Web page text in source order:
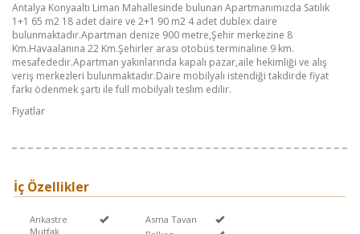
Antalya Konyaaltı Liman Mahallesinde bulunan Apartmanımızda Satılık
1+1 65 m2 18 adet daire ve 2+1 90 m2 4 adet dublex daire
bulunmaktadır.Apartman denize 900 metre,Şehir merkezine 8
Km.Havaalanına 22 Km.Şehirler arası otobüs terminaline 9 km.
mesafededir.Apartman yakınlarında kapalı pazar,aile hekimliği ve alış
veriş merkezleri bulunmaktadır.Daire mobilyalı istendiği takdirde fiyat
farkı ödenmek şartı ile full mobilyalı teslim edilir.
Fiyatlar
İç Özellikler
Ankastre
Mutfak
Asma Tavan